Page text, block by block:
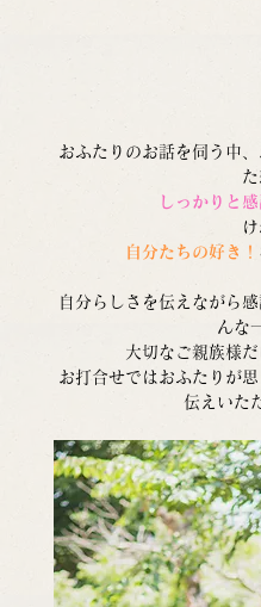
おふたりのお話を伺う中
しっかりと
自分たちの好き！
自分らしさを伝えながら
んな
大切なご親族様
お打合せではおふたりが
伝えいた